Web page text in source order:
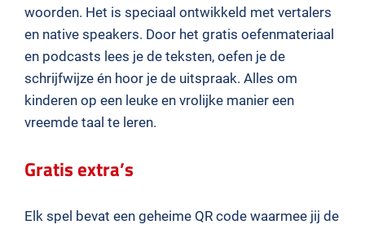
woorden. Het is speciaal ontwikkeld met vertalers
en native speakers. Door het gratis oefenmateriaal
en podcasts lees je de teksten, oefen je de
schrijfwijze én hoor je de uitspraak. Alles om
kinderen op een leuke en vrolijke manier een
vreemde taal te leren.
Gratis extra’s
Elk spel bevat een geheime QR code waarmee jij de